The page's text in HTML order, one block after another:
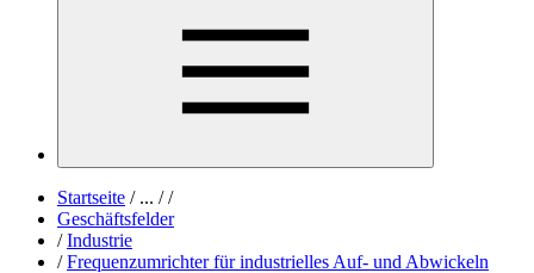
Startseite /... / /
Geschäftsfelder
/ Industrie
/ Frequenzumrichter für industrielles Auf- und Abwickeln